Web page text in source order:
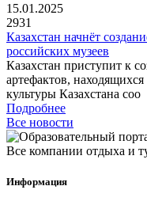
15.01.2025
2931
Казахстан начнёт
российских музеев
Казахстан приступит к
артефактов,
культуры Казахстана соо
Подробнее
Все новости
Все компании отдыха и
Информация